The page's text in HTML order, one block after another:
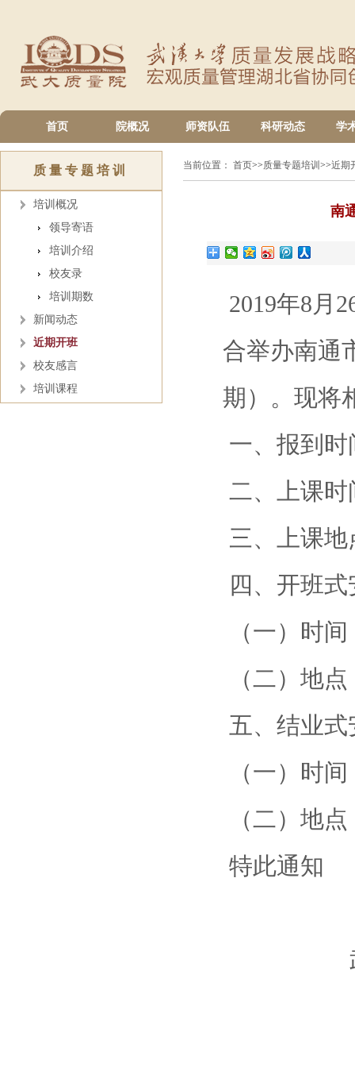
首页 院概况 师资队伍 科研动态 学
质量专题培训
培训概况
领导寄语
培训介绍
校友录
培训期数
新闻动态
近期开班
校友感言
培训课程
当前位置： 首页>>质量专题培训 >>近期
南
2019年8月
合举办南通
期）。现将
一、报到时
二、上课
三、上课
四、开班
（一）时
（二）地
五、结业式
（一）时
（二）地
特此通知
武汉大